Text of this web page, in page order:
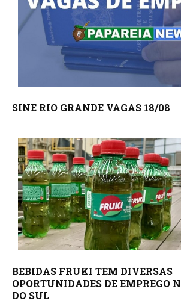
SINE RIO GRANDE VAGAS 18/08
BEBIDAS FRUKI TEM DIVERSAS
OPORTUNIDADES DE EMPREGO
DO SUL